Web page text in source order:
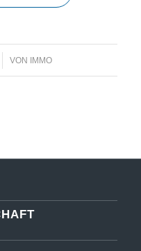
VON IMMO